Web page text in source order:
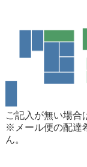
ご記入が無い場合
※メール便の配達
ん。